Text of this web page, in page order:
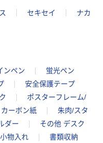
セキセイ
ナカ
ンペン
蛍光ペン
安全保護テープ
ポスターフレーム/
カーボン紙
朱肉/スタ
ダー
その他 デスク
小物入れ
書類収納